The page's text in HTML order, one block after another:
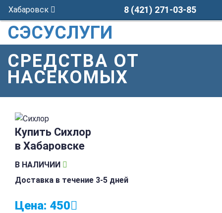
Хабаровск 8 (421) 271-03-85
СЭСУСЛУГИ
СРЕДСТВА ОТ
НАСЕКОМЫХ
Купить Сихлор
в Хабаровске
В НАЛИЧИИ
Доставка в течение 3-5 дней
Цена: 450